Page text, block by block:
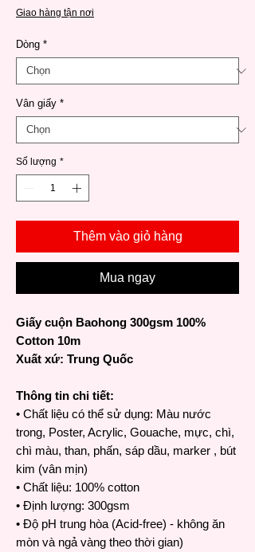
Giao hàng tận nơi
Dòng *
Vân giấy *
Số lượng *
Thêm vào giỏ hàng
Mua ngay
Giấy cuộn Baohong 300gsm 100%
Cotton 10m
Xuất xứ: Trung Quốc
Thông tin chi tiết:
• Chất liệu có thể sử dụng: Màu nước
trong, Poster, Acrylic, Gouache, mực, chì,
chì màu, than, phấn, sáp dầu, marker , bút
kim (vân mịn)
• Chất liệu: 100% cotton
• Định lượng: 300gsm
• Độ pH trung hòa (Acid-free) - không ăn
mòn và ngả vàng theo thời gian)